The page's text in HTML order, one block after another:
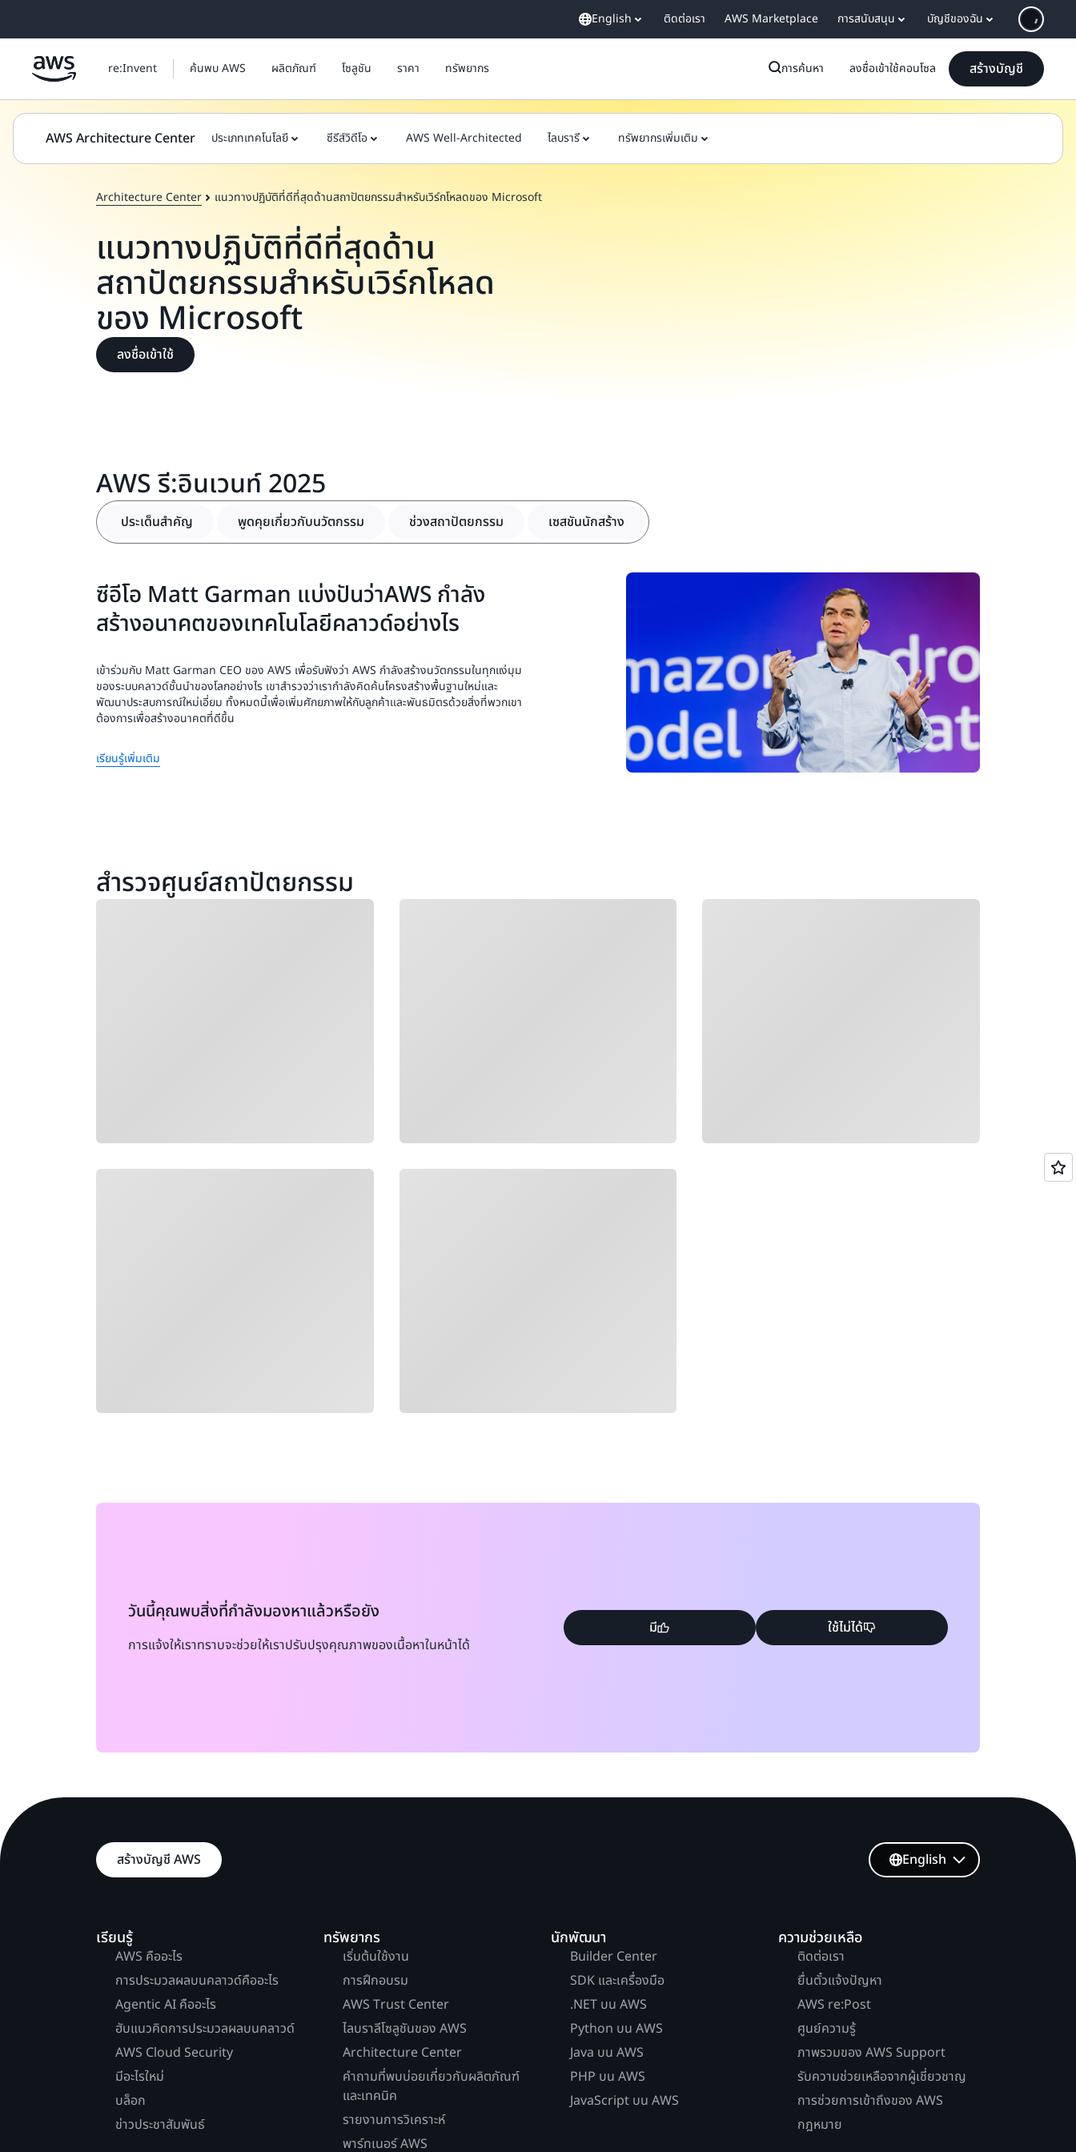
English ติดต่อเรา AWS Marketplace การสนับสนุน บัญชีของฉัน
re:Invent ค้นพบ AWS ผลิตภัณฑ์ โซลูชัน ราคา ทรัพยากร การค้นหา ลงชื่อเข้าใช้คอนโซล สร้างบัญชี
AWS Architecture Center ประเภทเทคโนโลยี ซีรีส์วิดีโอ AWS Well-Architected ไลบรารี ทรัพยากรเพิ่มเติม
Architecture Center แนวทางปฏิบัติที่ดีที่สุดด้านสถาปัตยกรรมสำหรับเวิร์กโหลดของ Microsoft
แนวทางปฏิบัติที่ดีที่สุดด้าน
สถาปัตยกรรมสำหรับเวิร์กโหลด
ของ Microsoft
ลงชื่อเข้าใช้
AWS รี:อินเวนท์ 2025
ประเด็นสำคัญ พูดคุยเกี่ยวกับนวัตกรรม ช่วงสถาปัตยกรรม เซสชันนักสร้าง
ซีอีโอ Matt Garman แบ่งปันว่าAWS กำลัง
สร้างอนาคตของเทคโนโลยีคลาวด์อย่างไร
เข้าร่วมกับ Matt Garman CEO ของ AWS เพื่อรับฟังว่า AWS กำลังสร้างนวัตกรรมในทุกแง่มุม
ของระบบคลาวด์ชั้นนำของโลกอย่างไร เขาสำรวจว่าเรากำลังคิดค้นโครงสร้างพื้นฐานใหม่และ
พัฒนาประสบการณ์ใหม่เอี่ยม ทั้งหมดนี้เพื่อเพิ่มศักยภาพให้กับลูกค้าและพันธมิตรด้วยสิ่งที่พวกเขา
ต้องการเพื่อสร้างอนาคตที่ดีขึ้น
เรียนรู้เพิ่มเติม
สำรวจศูนย์สถาปัตยกรรม
วันนี้คุณพบสิ่งที่กำลังมองหาแล้วหรือยัง
การแจ้งให้เราทราบจะช่วยให้เราปรับปรุงคุณภาพของเนื้อหาในหน้าได้
มี ใช้ไม่ได้
สร้างบัญชี AWS
เรียนรู้
AWS คืออะไร
การประมวลผลบนคลาวด์คืออะไร
Agentic AI คืออะไร
ฮับแนวคิดการประมวลผลบนคลาวด์
AWS Cloud Security
มีอะไรใหม่
บล็อก
ข่าวประชาสัมพันธ์
ทรัพยากร
เริ่มต้นใช้งาน
การฝึกอบรม
AWS Trust Center
ไลบราลีโซลูชันของ AWS
Architecture Center
คำถามที่พบบ่อยเกี่ยวกับผลิตภัณฑ์
และเทคนิค
รายงานการวิเคราะห์
พาร์ทเนอร์ AWS
นักพัฒนา
Builder Center
SDK และเครื่องมือ
.NET บน AWS
Python บน AWS
Java บน AWS
PHP บน AWS
JavaScript บน AWS
ความช่วยเหลือ
ติดต่อเรา
ยื่นตั๋วแจ้งปัญหา
AWS re:Post
ศูนย์ความรู้
ภาพรวมของ AWS Support
รับความช่วยเหลือจากผู้เชี่ยวชาญ
การช่วยการเข้าถึงของ AWS
กฎหมาย
English